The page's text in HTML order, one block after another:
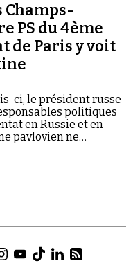
PS du 4ème
de Paris y voit
ci, le président russe
politiques
en Russie et en
pavlovien ne